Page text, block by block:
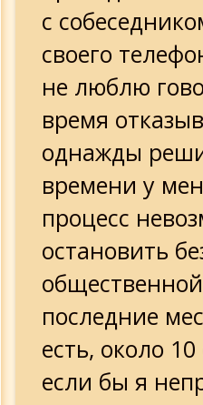
с
своего
не люблю
время
однажды
времени у
процесс
остановить
последние
есть, около
если бы я